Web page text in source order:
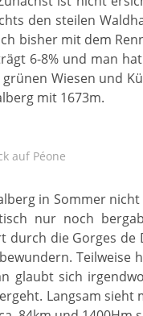
den steilen
bisher mit dem
6-8% und man
Wiesen und
mit 1673m.
auf Péone
in Sommer
nur noch
die Gorges
sich
Langsam